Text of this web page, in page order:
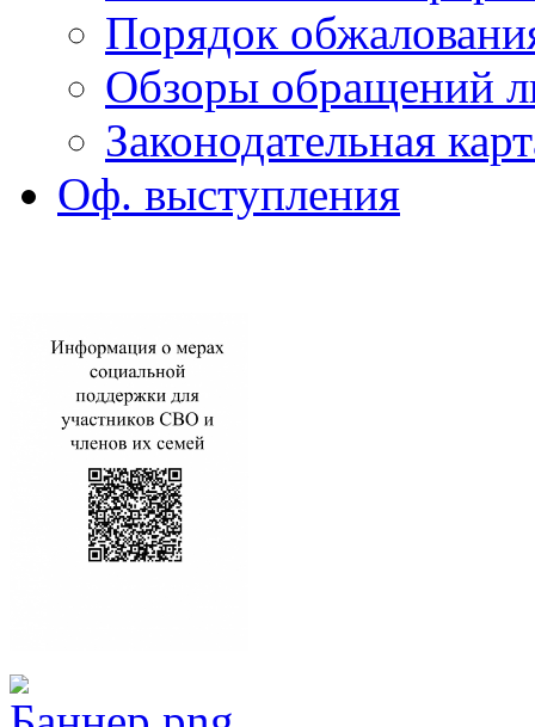
Порядок
Обзоры обращений
Законодательная
Оф. выступления